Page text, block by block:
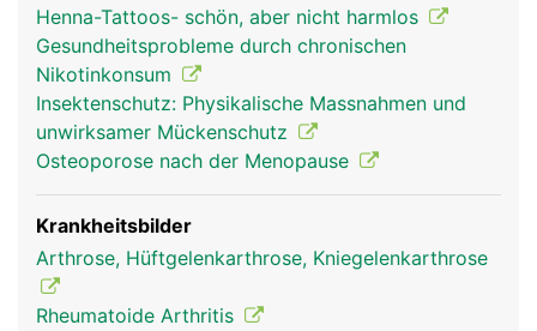
Speiche und stabilisieren das Handgelenk. Durch
den Handwurzelkanal (Karpaltunnel) laufen Nerven
sowie die Muskelsehnen der Unterarmmuskeln, mit
denen die Finger bewegt werden.
Henna-Tattoos- schön, aber nicht harmlos
Gesundheitsprobleme durch chronischen
Nikotinkonsum
Insektenschutz: Physikalische Massnahmen und
unwirksamer Mückenschutz
Osteoporose nach der Menopause
Krankheitsbilder
Arthrose, Hüftgelenkarthrose, Kniegelenkarthrose
Rheumatoide Arthritis